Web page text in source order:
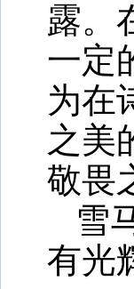
露。
一定
为在
之美
敬畏
雪
有光